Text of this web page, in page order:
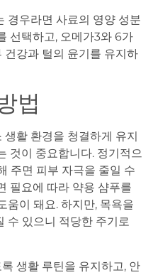
경우라면 사료의 영양 성분
선택하고, 오메가3와 6가
건강과 털의 윤기를 유지하
법
활 환경을 청결하게 유지
것이 중요합니다. 정기적으
주면 피부 자극을 줄일 수
필요에 따라 약용 샴푸를
움이 돼요. 하지만, 목욕을
수 있으니 적당한 주기로
생활 루틴을 유지하고, 안